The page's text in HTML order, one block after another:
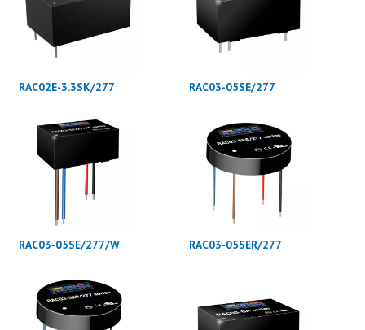
RAC02E-3.3SK/277 RAC03-05SE/277
RAC03-05SE/277/W RAC03-05SER/277